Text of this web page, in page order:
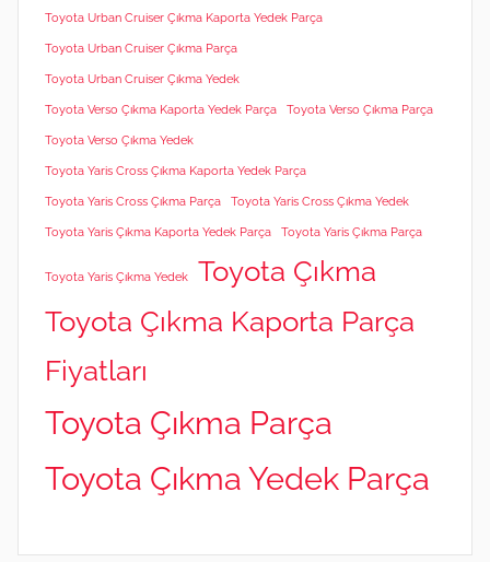
Toyota Urban Cruiser Çıkma Kaporta Yedek Parça
Toyota Urban Cruiser Çıkma Parça
Toyota Urban Cruiser Çıkma Yedek
Toyota Verso Çıkma Kaporta Yedek Parça Toyota Verso Çıkma Parça
Toyota Verso Çıkma Yedek
Toyota Yaris Cross Çıkma Kaporta Yedek Parça
Toyota Yaris Cross Çıkma Parça Toyota Yaris Cross Çıkma Yedek
Toyota Yaris Çıkma Kaporta Yedek Parça Toyota Yaris Çıkma Parça
Toyota Yaris Çıkma Yedek
Toyota Çıkma
Toyota Çıkma Kaporta Parça
Fiyatları
Toyota Çıkma Parça
Toyota Çıkma Yedek Parça